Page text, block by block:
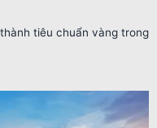
tiêu chuẩn vàng trong